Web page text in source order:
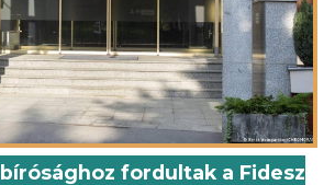
fordultak a Fidesz